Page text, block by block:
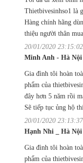
Thietbivesinhso1 là
Hàng chính hãng
thiệu người thân
20/01/2020 23:15:02
Minh Anh - Hà Nội
Gia đình tôi hoàn
phẩm của
đây hơn 5 năm rồi
Sẽ tiếp tục ủng hộ
20/01/2020 23:13:37
Hạnh Nhi _ Hà Nội
Gia đình tôi hoàn
phẩm của